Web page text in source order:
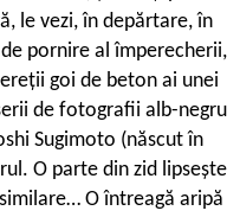
le vezi, în depărtare, în
pornire al împerecherii,
goi de beton ai unei
de fotografii alb-negru
Sugimoto (născut în
O parte din zid lipsește
O întreagă aripă